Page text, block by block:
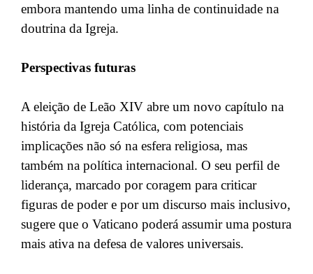
embora mantendo uma linha de continuidade na
doutrina da Igreja.
Perspectivas futuras
A eleição de Leão XIV abre um novo capítulo na
história da Igreja Católica, com potenciais
implicações não só na esfera religiosa, mas
também na política internacional. O seu perfil de
liderança, marcado por coragem para criticar
figuras de poder e por um discurso mais inclusivo,
sugere que o Vaticano poderá assumir uma postura
mais ativa na defesa de valores universais.